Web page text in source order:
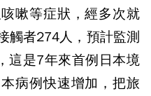
嗽等症狀，經多次就
觸者274人，預計監測
這是7年來首例日本境
病例快速增加，把旅